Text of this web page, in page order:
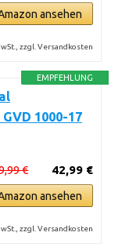
ansehen
zzgl. Versandkosten
EMPFEHLUNG
1000-17
42,99 €
€
ansehen
zzgl. Versandkosten